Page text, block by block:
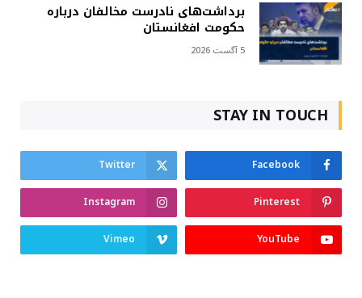
برداشت‌های نادرست مخالفان درباره
حکومت افغانستان
5 آگست 2026
STAY IN TOUCH
Facebook
Twitter
Pinterest
Instagram
YouTube
Vimeo